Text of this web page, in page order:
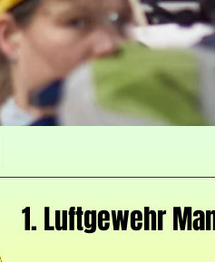
1. Luftgewehr